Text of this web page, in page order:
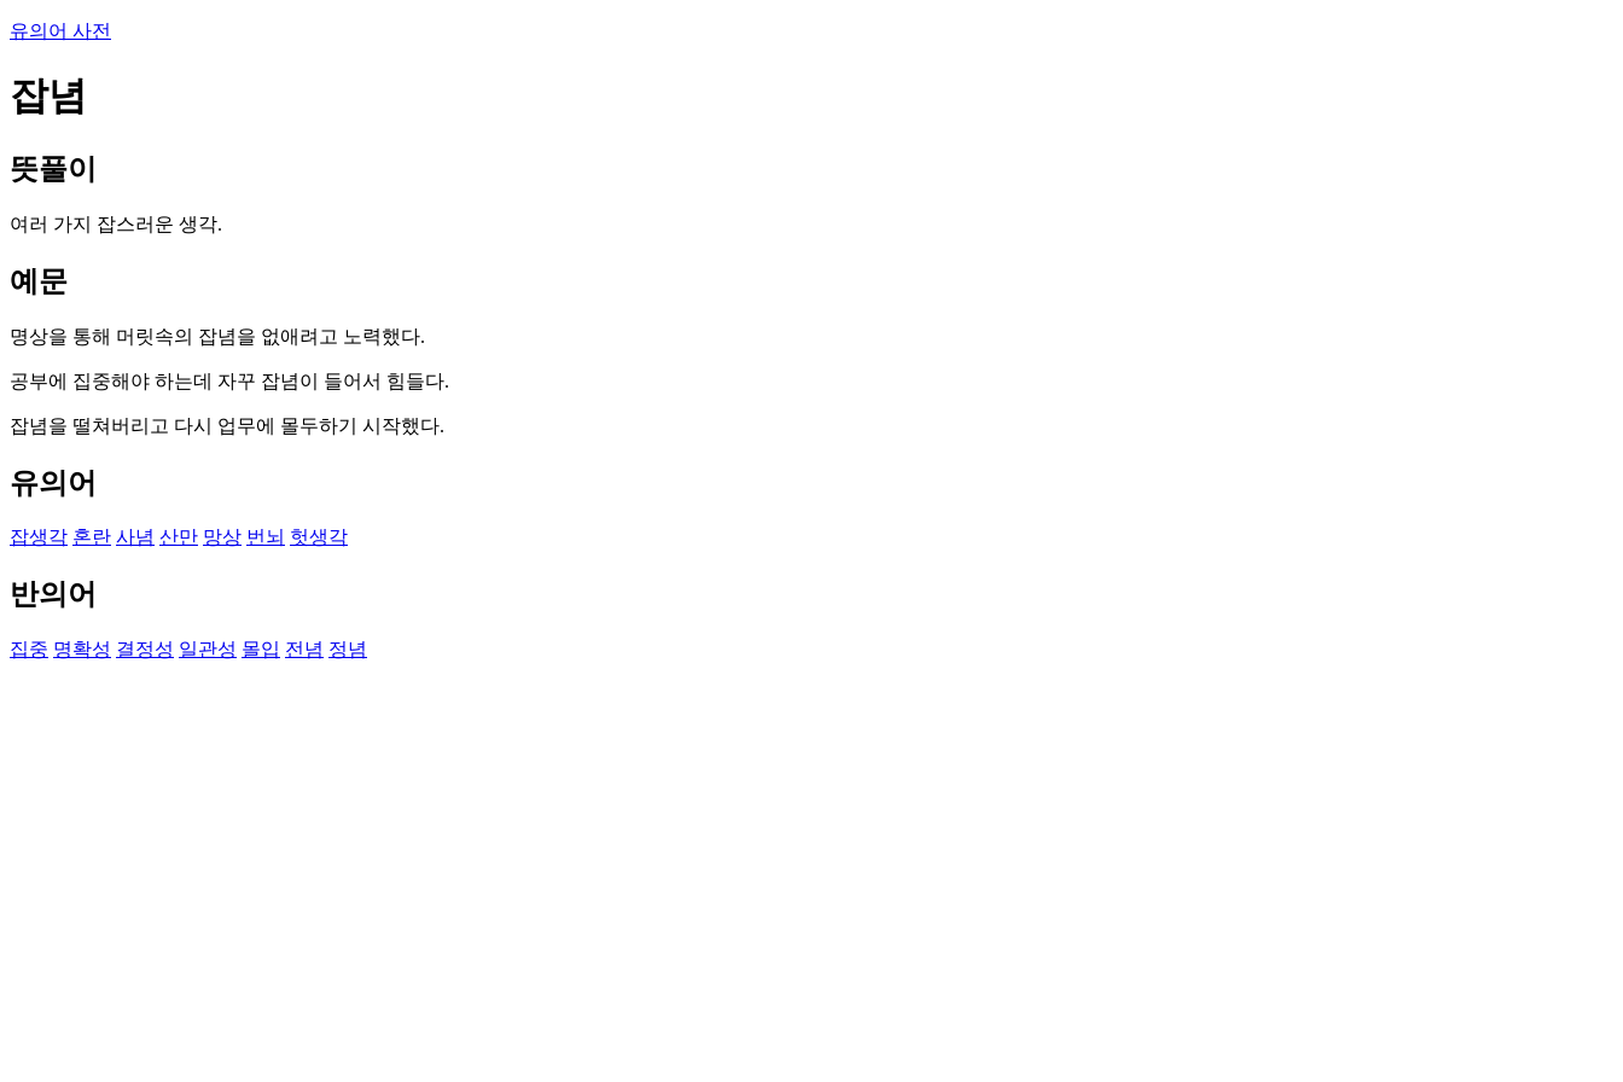
유의어 사전
잡념
뜻풀이
여러 가지 잡스러운 생각.
예문
명상을 통해 머릿속의 잡념을 없애려고 노력했다.
공부에 집중해야 하는데 자꾸 잡념이 들어서 힘들다.
잡념을 떨쳐버리고 다시 업무에 몰두하기 시작했다.
유의어
잡생각 혼란 사념 산만 망상 번뇌 헛생각
반의어
집중 명확성 결정성 일관성 몰입 전념 정념